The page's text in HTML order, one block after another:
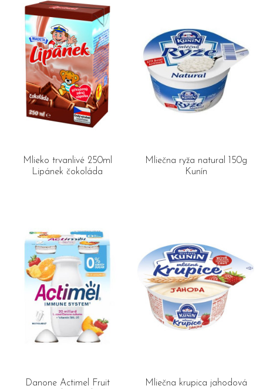
Mlieko trvanlivé 250ml
Lipánek čokoláda
Mliečna ryža natural 150g
Kunín
Danone Actimel Fruit
Mliečna krupica jahodová